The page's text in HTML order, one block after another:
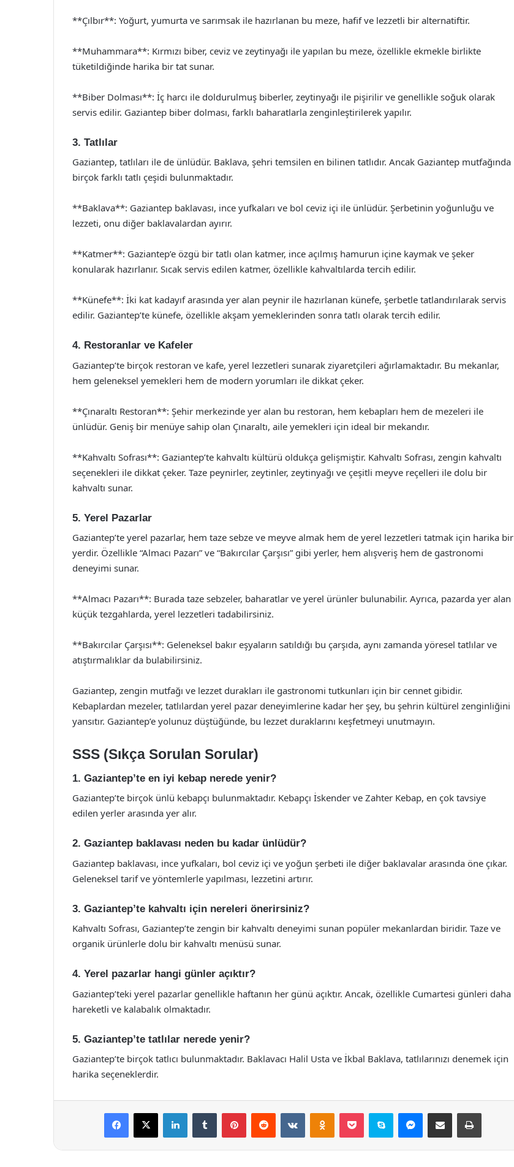
**Çılbır**: Yoğurt, yumurta ve sarımsak ile hazırlanan bu meze, hafif ve lezzetli bir alternatiftir.
**Muhammara**: Kırmızı biber, ceviz ve zeytinyağı ile yapılan bu meze, özellikle ekmekle birlikte
tüketildiğinde harika bir tat sunar.
**Biber Dolması**: İç harcı ile doldurulmuş biberler, zeytinyağı ile pişirilir ve genellikle soğuk olarak
servis edilir. Gaziantep biber dolması, farklı baharatlarla zenginleştirilerek yapılır.
3. Tatlılar
Gaziantep, tatlıları ile de ünlüdür. Baklava, şehri temsilen en bilinen tatlıdır. Ancak Gaziantep mutfağında
birçok farklı tatlı çeşidi bulunmaktadır.
**Baklava**: Gaziantep baklavası, ince yufkaları ve bol ceviz içi ile ünlüdür. Şerbetinin yoğunluğu ve
lezzeti, onu diğer baklavalardan ayırır.
**Katmer**: Gaziantep’e özgü bir tatlı olan katmer, ince açılmış hamurun içine kaymak ve şeker
konularak hazırlanır. Sıcak servis edilen katmer, özellikle kahvaltılarda tercih edilir.
**Künefe**: İki kat kadayıf arasında yer alan peynir ile hazırlanan künefe, şerbetle tatlandırılarak servis
edilir. Gaziantep’te künefe, özellikle akşam yemeklerinden sonra tatlı olarak tercih edilir.
4. Restoranlar ve Kafeler
Gaziantep’te birçok restoran ve kafe, yerel lezzetleri sunarak ziyaretçileri ağırlamaktadır. Bu mekanlar,
hem geleneksel yemekleri hem de modern yorumları ile dikkat çeker.
**Çınaraltı Restoran**: Şehir merkezinde yer alan bu restoran, hem kebapları hem de mezeleri ile
ünlüdür. Geniş bir menüye sahip olan Çınaraltı, aile yemekleri için ideal bir mekandır.
**Kahvaltı Sofrası**: Gaziantep’te kahvaltı kültürü oldukça gelişmiştir. Kahvaltı Sofrası, zengin kahvaltı
seçenekleri ile dikkat çeker. Taze peynirler, zeytinler, zeytinyağı ve çeşitli meyve reçelleri ile dolu bir
kahvaltı sunar.
5. Yerel Pazarlar
Gaziantep’te yerel pazarlar, hem taze sebze ve meyve almak hem de yerel lezzetleri tatmak için harika bir
yerdir. Özellikle “Almacı Pazarı” ve “Bakırcılar Çarşısı” gibi yerler, hem alışveriş hem de gastronomi
deneyimi sunar.
**Almacı Pazarı**: Burada taze sebzeler, baharatlar ve yerel ürünler bulunabilir. Ayrıca, pazarda yer alan
küçük tezgahlarda, yerel lezzetleri tadabilirsiniz.
**Bakırcılar Çarşısı**: Geleneksel bakır eşyaların satıldığı bu çarşıda, aynı zamanda yöresel tatlılar ve
atıştırmalıklar da bulabilirsiniz.
Gaziantep, zengin mutfağı ve lezzet durakları ile gastronomi tutkunları için bir cennet gibidir.
Kebaplardan mezeler, tatlılardan yerel pazar deneyimlerine kadar her şey, bu şehrin kültürel zenginliğini
yansıtır. Gaziantep’e yolunuz düştüğünde, bu lezzet duraklarını keşfetmeyi unutmayın.
SSS (Sıkça Sorulan Sorular)
1. Gaziantep’te en iyi kebap nerede yenir?
Gaziantep’te birçok ünlü kebapçı bulunmaktadır. Kebapçı İskender ve Zahter Kebap, en çok tavsiye
edilen yerler arasında yer alır.
2. Gaziantep baklavası neden bu kadar ünlüdür?
Gaziantep baklavası, ince yufkaları, bol ceviz içi ve yoğun şerbeti ile diğer baklavalar arasında öne çıkar.
Geleneksel tarif ve yöntemlerle yapılması, lezzetini artırır.
3. Gaziantep’te kahvaltı için nereleri önerirsiniz?
Kahvaltı Sofrası, Gaziantep’te zengin bir kahvaltı deneyimi sunan popüler mekanlardan biridir. Taze ve
organik ürünlerle dolu bir kahvaltı menüsü sunar.
4. Yerel pazarlar hangi günler açıktır?
Gaziantep’teki yerel pazarlar genellikle haftanın her günü açıktır. Ancak, özellikle Cumartesi günleri daha
hareketli ve kalabalık olmaktadır.
5. Gaziantep’te tatlılar nerede yenir?
Gaziantep’te birçok tatlıcı bulunmaktadır. Baklavacı Halil Usta ve İkbal Baklava, tatlılarınızı denemek için
harika seçeneklerdir.
Facebook
X LinkedInTumblr PinterestReddit VKontakteOdnoklassniki
Pocket Skype Messenger
E-Posta ile paylaş Yazdır